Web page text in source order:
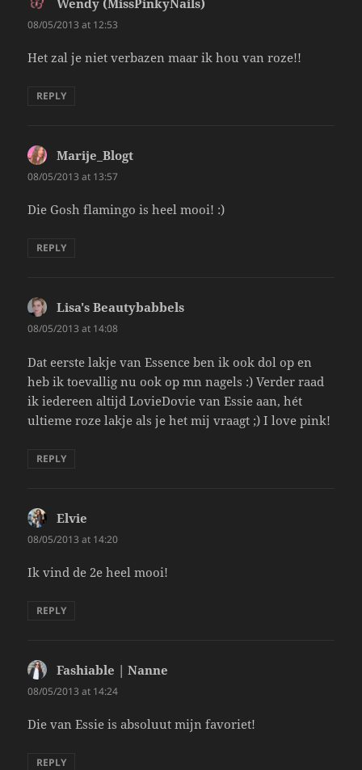
08/05/2013 at 12:53
Het zal je niet verbazen maar ik hou van roze!!
REPLY
Marije_Blogt
08/05/2013 at 13:57
Die Gosh flamingo is heel mooi! :)
REPLY
Lisa's Beautybabbels
08/05/2013 at 14:08
Dat eerste lakje van Essence ben ik ook dol op en
heb ik toevallig nu ook op mn nagels :) Verder raad
ik iedereen altijd LovieDovie van Essie aan, hét
ultieme roze lakje als je het mij vraagt ;) I love pink!
REPLY
Elvie
08/05/2013 at 14:20
Ik vind de 2e heel mooi!
REPLY
Fashiable | Nanne
08/05/2013 at 14:24
Die van Essie is absoluut mijn favoriet!
REPLY